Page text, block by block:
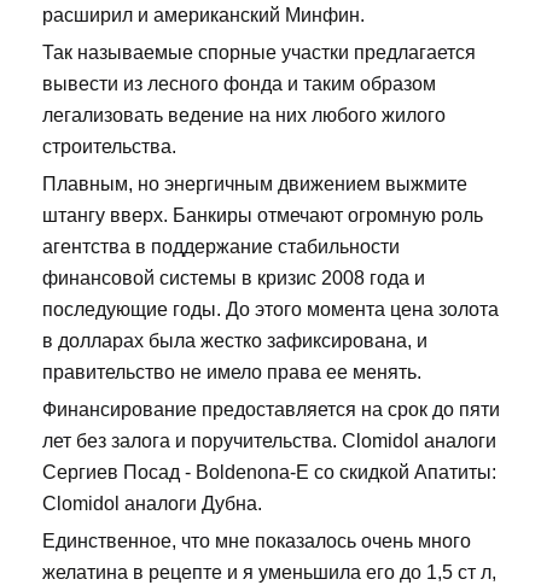
расширил и американский Минфин.
Так называемые спорные участки предлагается
вывести из лесного фонда и таким образом
легализовать ведение на них любого жилого
строительства.
Плавным, но энергичным движением выжмите
штангу вверх. Банкиры отмечают огромную роль
агентства в поддержание стабильности
финансовой системы в кризис 2008 года и
последующие годы. До этого момента цена золота
в долларах была жестко зафиксирована, и
правительство не имело права ее менять.
Финансирование предоставляется на срок до пяти
лет без залога и поручительства. Clomidol аналоги
Сергиев Посад - Boldenona-E со скидкой Апатиты:
Clomidol аналоги Дубна.
Единственное, что мне показалось очень много
желатина в рецепте и я уменьшила его до 1,5 ст л,